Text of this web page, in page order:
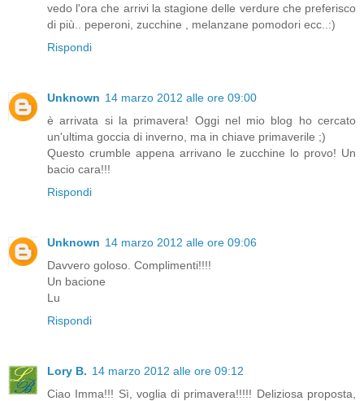
vedo l'ora che arrivi la stagione delle verdure che preferisco
di più.. peperoni, zucchine , melanzane pomodori ecc..:)
Rispondi
Unknown 14 marzo 2012 alle ore 09:00
è arrivata si la primavera! Oggi nel mio blog ho cercato
un'ultima goccia di inverno, ma in chiave primaverile ;)
Questo crumble appena arrivano le zucchine lo provo! Un
bacio cara!!!
Rispondi
Unknown 14 marzo 2012 alle ore 09:06
Davvero goloso. Complimenti!!!!
Un bacione
Lu
Rispondi
Lory B. 14 marzo 2012 alle ore 09:12
Ciao Imma!!! Sì, voglia di primavera!!!!! Deliziosa proposta,